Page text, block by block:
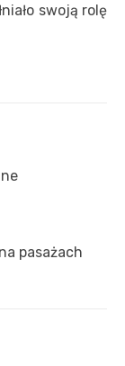
swoją rolę
pasażach